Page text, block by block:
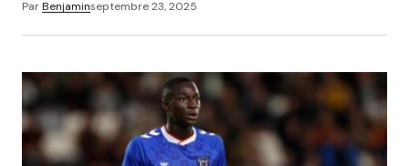
ParBenjaminseptembre 23, 2025